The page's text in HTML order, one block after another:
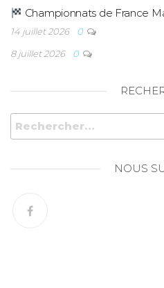
Championnats de France
14 juillet 2026
0
8 juillet 2026
0
NOUS